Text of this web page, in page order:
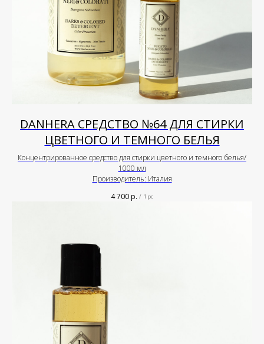
DANHERA СРЕДСТВО №64 ДЛЯ СТИРКИ
ЦВЕТНОГО И ТЕМНОГО БЕЛЬЯ
Концентрированное средство для стирки цветного и темного белья/
1000 мл
Производитель: Италия
4 700р. / 1 pc